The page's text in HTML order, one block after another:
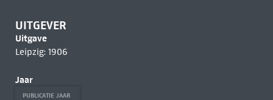
UITGEVER
Uitgave
Leipzig: 1906
Jaar
PUBLICATIE JAAR